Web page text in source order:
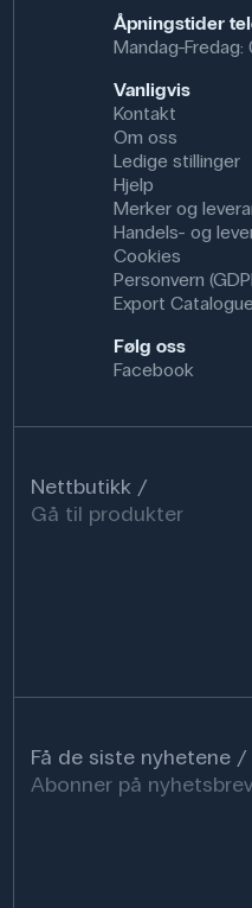
Åpningstider
Mandag-Fredag:
Vanligvis
Kontakt
Om oss
Ledige stillinger
Hjelp
Merker og
Handels- og
Cookies
Personvern
Export
Følg oss
Facebook
Nettbutikk
Gå til produkter
Få de siste nyhetene
Abonner på nyhetsbrev